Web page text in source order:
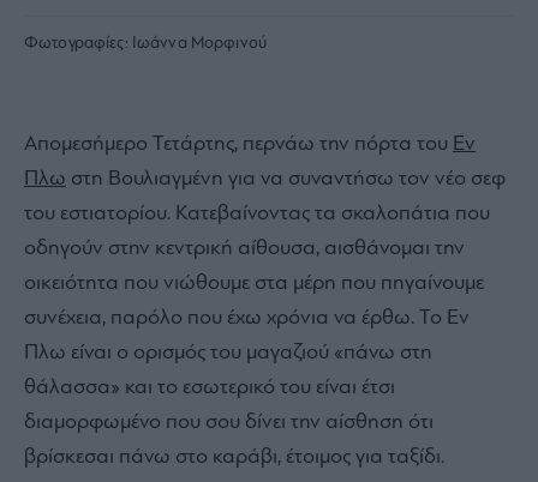
Φωτογραφίες: Ιωάννα Μορφινού
Απομεσήμερο Τετάρτης, περνάω την πόρτα του Εν
Πλω στη Βουλιαγμένη για να συναντήσω τον νέο σεφ
του εστιατορίου. Κατεβαίνοντας τα σκαλοπάτια που
οδηγούν στην κεντρική αίθουσα, αισθάνομαι την
οικειότητα που νιώθουμε στα μέρη που πηγαίνουμε
συνέχεια, παρόλο που έχω χρόνια να έρθω. Το Εν
Πλω είναι ο ορισμός του μαγαζιού «πάνω στη
θάλασσα» και το εσωτερικό του είναι έτσι
διαμορφωμένο που σου δίνει την αίσθηση ότι
βρίσκεσαι πάνω στο καράβι, έτοιμος για ταξίδι.